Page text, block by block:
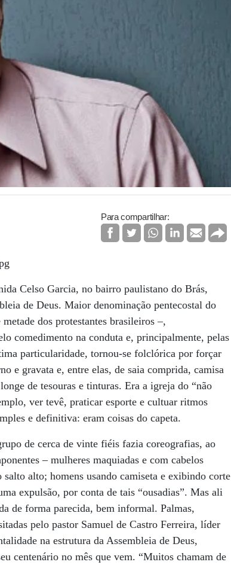
Para compartilhar:
Celso Garcia, no bairro paulistano do Brás,
de Deus. Maior denominação pentecostal do
dos protestantes brasileiros –,
comedimento na conduta e, principalmente, pelas
particularidade, tornou-se folclórica por forçar
e gravata e, entre elas, de saia comprida, camisa
de tesouras e tinturas. Era a igreja do “não
ver tevê, praticar esporte e cultuar ritmos
e definitiva: eram coisas do capeta.
de cerca de vinte fiéis fazia coreografias, ao
– mulheres maquiadas e com cabelos
alto; homens usando camiseta e exibindo corte
expulsão, por conta de tais “ousadias”. Mas ali
de forma parecida, bem informal. Palmas,
pelo pastor Samuel de Castro Ferreira, líder
na estrutura da Assembleia de Deus,
centenário no mês que vem. “Muitos chamam de